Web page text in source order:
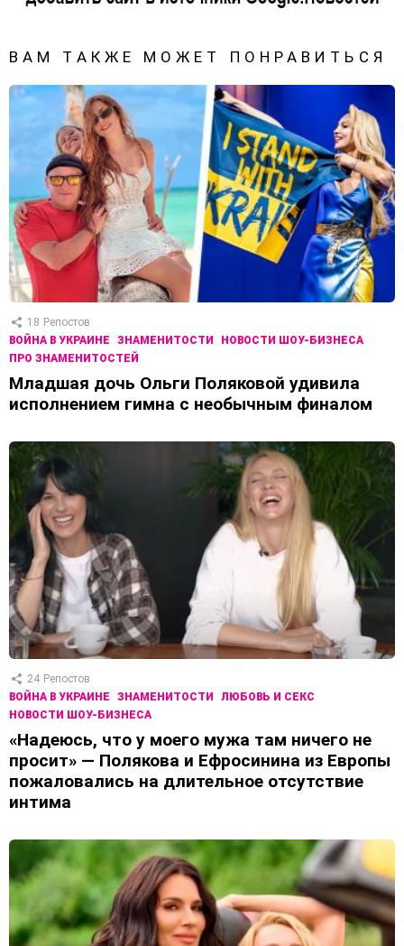
ВАМ ТАКЖЕ МОЖЕТ ПОНРАВИТЬСЯ
18 Репостов
ВОЙНА В УКРАИНЕ
ЗНАМЕНИТОСТИ
НОВОСТИ ШОУ-БИЗНЕСА
ПРО ЗНАМЕНИТОСТЕЙ
Младшая дочь Ольги Поляковой удивила
исполнением гимна с необычным финалом
24 Репостов
ВОЙНА В УКРАИНЕ
ЗНАМЕНИТОСТИ
ЛЮБОВЬ И СЕКС
НОВОСТИ ШОУ-БИЗНЕСА
«Надеюсь, что у моего мужа там ничего не
просит» — Полякова и Ефросинина из Европы
пожаловались на длительное отсутствие
интима